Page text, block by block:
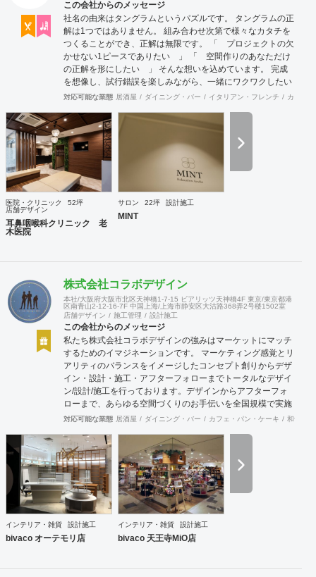
この会社からのメッセージ
社名の由来はタングラムというパズルです。 タングラムの正
解は1つではありません。 組み合わせ次第で様々なカタチを
つくることができ、正解は無限です。 「 プロジェクトの欠
かせない1ピースでありたい 」 「 空間作りのあなただけ
の正解を形にしたい 」 そんな想いを込めています。 完成
を想像し、試行錯誤を楽しみながら、 ​一緒にワクワクしたい
と思っています。
対応可能な業態 居酒屋 ダイニング・バー イタリアン・フレンチ カフェ
医院・クリニック
52坪
店舗デザイン
耳鼻咽喉科クリニック 老
木医院
サロン 22坪 設計施工
MINT
株式会社コラボデザイン
本社/大阪府大阪市北区天神橋1-7-15 ビアリッツ天神橋4F 東京/東京都港
区南青山2-12-16-7F 中国上海/上海市静安区大沽路368弄2号楼1502室
店舗デザイン
施工管理 設計施工
この会社からのメッセージ
私たち株式会社コラボデザインの強みはマーケットにマッチ
するためのイマジネーションです。 マーケティング感覚とリ
アリティのバランスをイメージしたコンセプト創りからデザ
イン・設計・施工・アフターフォローまでトータルなデザイ
ン/設計/施工を行っております。デザインからアフターフォ
ローまで、あらゆる空間づくりのお手伝いを全国規模で実施
できます。上海にもオフィスがございますので、中国での実
対応可能な業態 居酒屋 ダイニング・バー カフェ・パン・ケーキ 和食・
インテリア・雑貨 設計施工
bivaco オーテモリ店
インテリア・雑貨 設計施工
bivaco 天王寺MiO店